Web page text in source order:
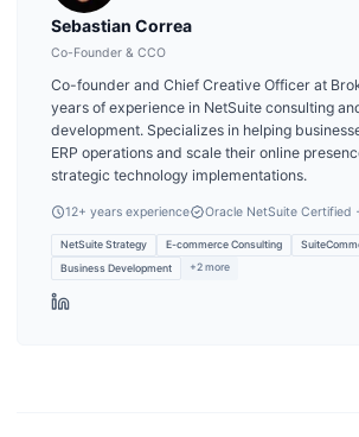
Sebastian Correa
Co-Founder & CCO
Co-founder and Chief Creative Officer at
years of experience in NetSuite consulting
development. Specializes in helping
ERP operations and scale their online
strategic technology implementations.
12+ years experience Oracle NetSuite Certified
NetSuite Strategy E-commerce Consulting
Business Development
+2 more